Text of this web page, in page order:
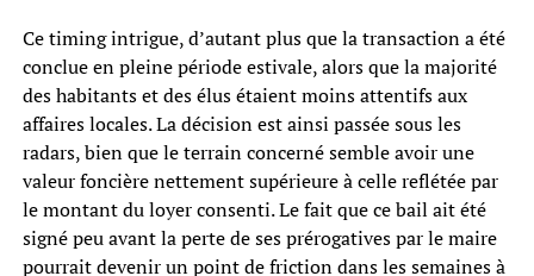
Ce timing intrigue, d’autant plus que la transaction a été
conclue en pleine période estivale, alors que la majorité
des habitants et des élus étaient moins attentifs aux
affaires locales. La décision est ainsi passée sous les
radars, bien que le terrain concerné semble avoir une
valeur foncière nettement supérieure à celle reflétée par
le montant du loyer consenti. Le fait que ce bail ait été
signé peu avant la perte de ses prérogatives par le maire
pourrait devenir un point de friction dans les semaines à